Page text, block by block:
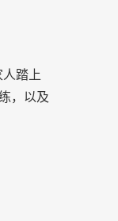
踏上
，以及